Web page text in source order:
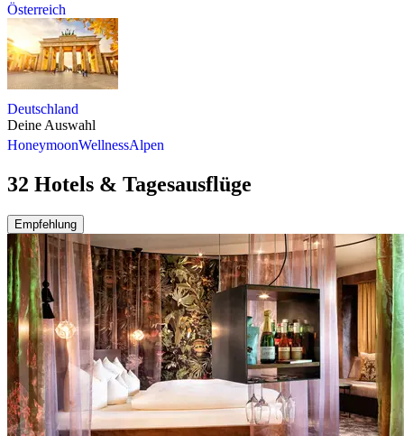
Österreich
Deutschland
Deine Auswahl
HoneymoonWellnessAlpen
32 Hotels & Tagesausflüge
Empfehlung